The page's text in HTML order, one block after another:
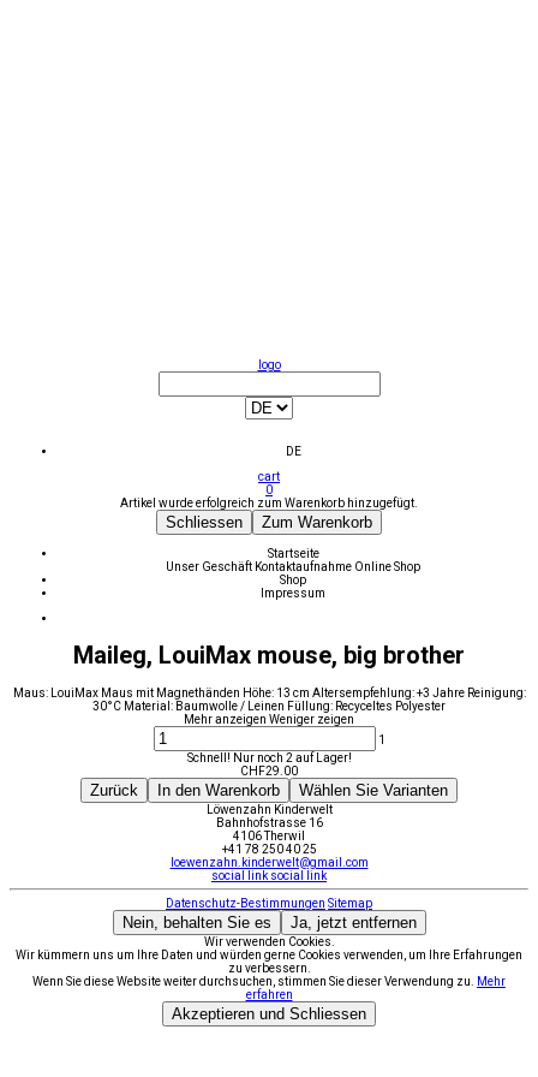
logo
DE
cart
0
Artikel wurde erfolgreich zum Warenkorb hinzugefügt.
Schliessen Zum Warenkorb
Startseite
Unser Geschäft Kontaktaufnahme Online Shop
Shop
Impressum
Maileg, LouiMax mouse, big brother
Maus: LouiMax Maus mit Magnethänden Höhe: 13 cm Altersempfehlung: +3 Jahre Reinigung:
30°C Material: Baumwolle / Leinen Füllung: Recyceltes Polyester
Mehr anzeigen Weniger zeigen
1
Schnell! Nur noch 2 auf Lager!
CHF29.00
Zurück In den Warenkorb Wählen Sie Varianten
Löwenzahn Kinderwelt
Bahnhofstrasse 16
4106 Therwil
+41 78 250 40 25
loewenzahn.kinderwelt@gmail.com
social link social link
Datenschutz-Bestimmungen Sitemap
Nein, behalten Sie es Ja, jetzt entfernen
Wir verwenden Cookies.
Wir kümmern uns um Ihre Daten und würden gerne Cookies verwenden, um Ihre Erfahrungen
zu verbessern.
Wenn Sie diese Website weiter durchsuchen, stimmen Sie dieser Verwendung zu.
Mehr
erfahren
Akzeptieren und Schliessen